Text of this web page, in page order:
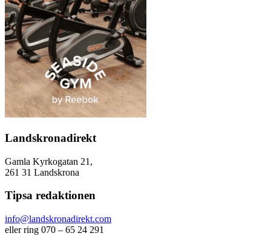
Landskronadirekt
Gamla Kyrkogatan 21,
261 31 Landskrona
Tipsa redaktionen
info@landskronadirekt.com
eller ring 070 – 65 24 291